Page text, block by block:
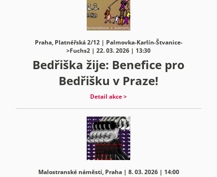
Praha, Platnéřská 2/12 | Palmovka-Karlín-Štvanice-
>Fuchs2 | 22. 03. 2026 | 13:30
Bedřiška žije: Benefice pro
Bedřišku v Praze!
Detail akce >
Malostranské náměstí, Praha | 8. 03. 2026 | 14:00